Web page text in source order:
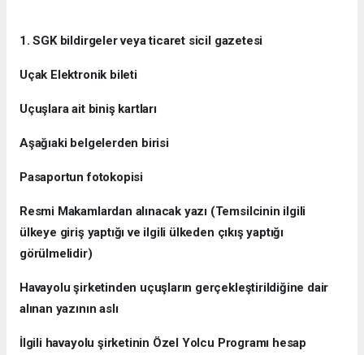
1. SGK bildirgeler veya ticaret sicil gazetesi
Uçak Elektronik bileti
Uçuşlara ait biniş kartları
Aşağıaki belgelerden birisi
Pasaportun fotokopisi
Resmi Makamlardan alınacak yazı (Temsilcinin ilgili
ülkeye giriş yaptığı ve ilgili ülkeden çıkış yaptığı
görülmelidir)
Havayolu şirketinden uçuşların gerçekleştirildiğine dair
alınan yazının aslı
İlgili havayolu şirketinin Özel Yolcu Programı hesap